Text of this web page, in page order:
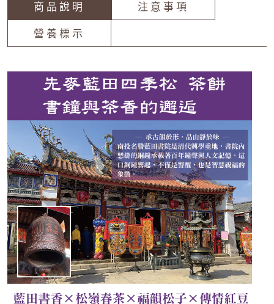
商品說明 注意事項
營養標示